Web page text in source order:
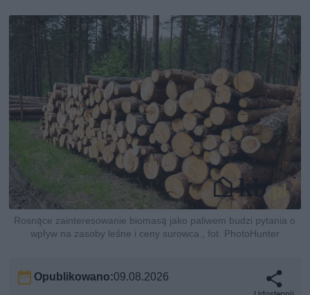
Rosnące zainteresowanie biomasą jako paliwem budzi pytania o
wpływ na zasoby leśne i ceny surowca., fot. PhotoHunter
Opublikowano:09.08.2026